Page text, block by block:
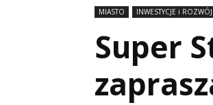
MIASTO INWESTYCJE i ROZWÓJ
Super